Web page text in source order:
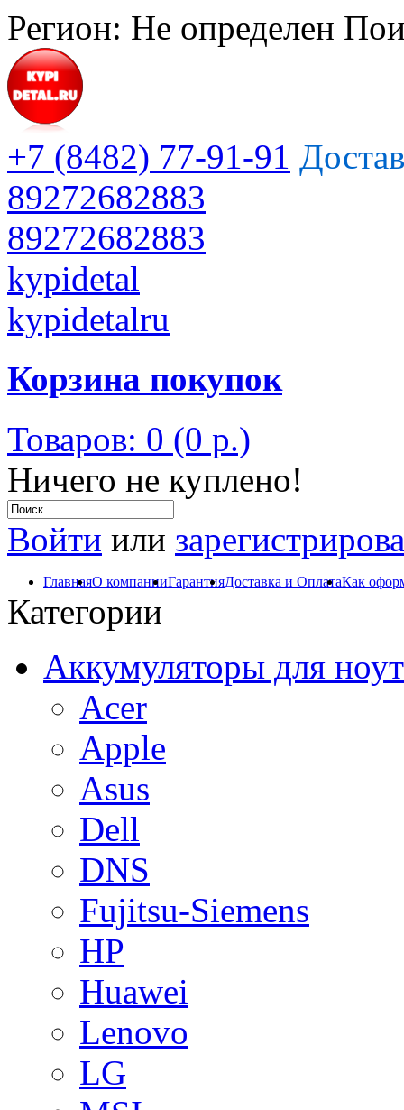
Регион: Не определен
+7 (8482) 77-91-91
89272682883
89272682883
kypidetal
kypidetalru
Корзина покупок
Товаров: 0 (0 р.)
Ничего не куплено!
Войти или
ГлавнаяО компанииГарантияДоставка и ОплатаКак
Категории
Аккумуляторы для
Acer
Apple
Asus
Dell
DNS
Fujitsu-Siemens
HP
Huawei
Lenovo
LG